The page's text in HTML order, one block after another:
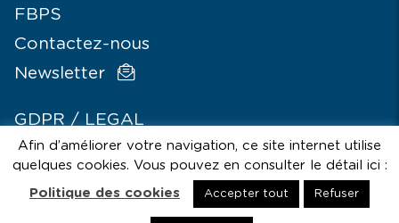
FBPS
Contactez-nous
Newsletter
GDPR / LEGAL
© SIGNÉLAZER
Française
Afin d’améliorer votre navigation, ce site internet utilise
quelques cookies. Vous pouvez en consulter le détail ici :
Politique des cookies Accepter tout Refuser